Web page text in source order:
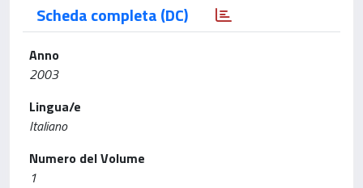
Scheda completa (DC)
Anno
2003
Lingua/e
Italiano
Numero del Volume
1